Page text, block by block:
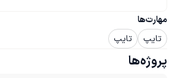
مهارت‌ها
تایپ
تایپ
پروژه‌ها